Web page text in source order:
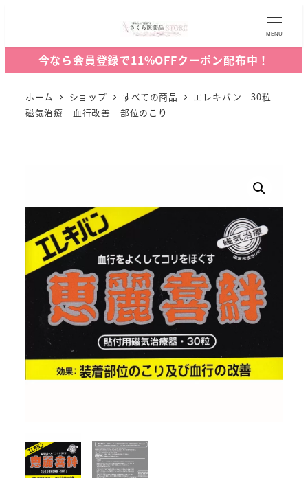
MENU
今なら会員登録で11%OFFクーポン配布中！
ホーム ショップ すべての商品
エレキバン 30粒
磁気治療 血行改善 部位のこり